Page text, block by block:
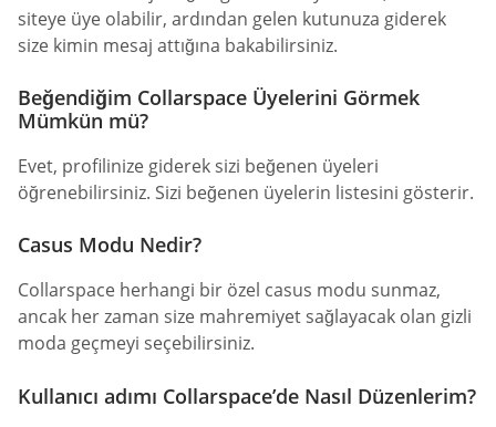
siteye üye olabilir, ardından gelen kutunuza giderek
size kimin mesaj attığına bakabilirsiniz.
Beğendiğim Collarspace Üyelerini Görmek
Mümkün mü?
Evet, profilinize giderek sizi beğenen üyeleri
öğrenebilirsiniz. Sizi beğenen üyelerin listesini gösterir.
Casus Modu Nedir?
Collarspace herhangi bir özel casus modu sunmaz,
ancak her zaman size mahremiyet sağlayacak olan gizli
moda geçmeyi seçebilirsiniz.
Kullanıcı adımı Collarspace’de Nasıl Düzenlerim?